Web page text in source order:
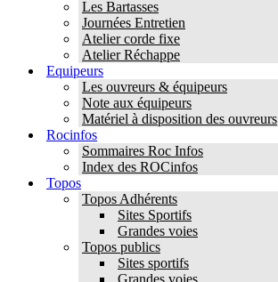
Les Bartasses
Journées Entretien
Atelier corde fixe
Atelier Réchappe
Equipeurs
Les ouvreurs & équipeurs
Note aux équipeurs
Matériel à disposition des ouvreurs
Rocinfos
Sommaires Roc Infos
Index des ROCinfos
Topos
Topos Adhérents
Sites Sportifs
Grandes voies
Topos publics
Sites sportifs
Grandes voies